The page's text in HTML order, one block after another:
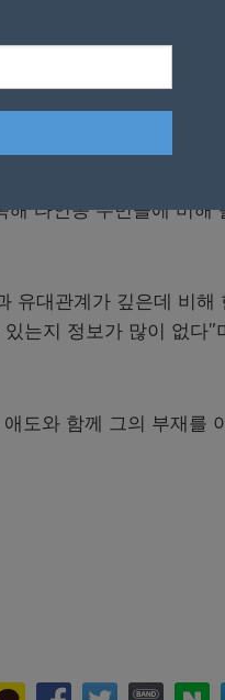
해 타인종 주민들에 비해
유대관계가 깊은데 비해
는지 정보가 많이 없다”
도와 함께 그의 부재를